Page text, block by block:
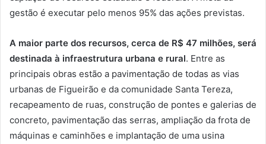
gestão é executar pelo menos 95% das ações previstas.
A maior parte dos recursos, cerca de R$ 47 milhões, será
destinada à infraestrutura urbana e rural. Entre as
principais obras estão a pavimentação de todas as vias
urbanas de Figueirão e da comunidade Santa Tereza,
recapeamento de ruas, construção de pontes e galerias de
concreto, pavimentação das serras, ampliação da frota de
máquinas e caminhões e implantação de uma usina